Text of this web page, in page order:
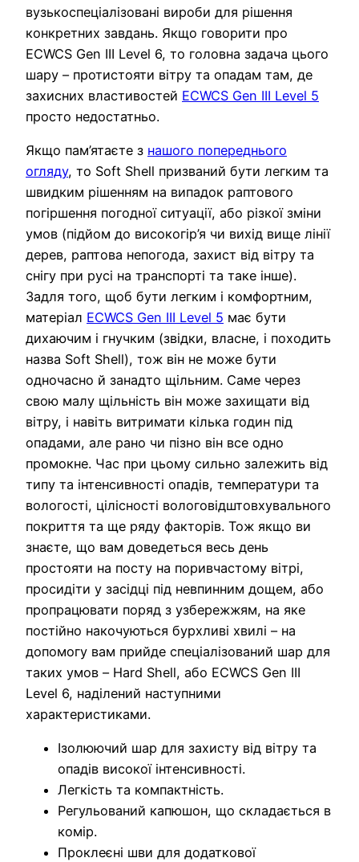
вузькоспеціалізовані вироби для рішення
конкретних завдань. Якщо говорити про
ECWCS Gen III Level 6, то головна задача цього
шару – протистояти вітру та опадам там, де
захисних властивостей ECWCS Gen III Level 5
просто недостатньо.
Якщо пам’ятаєте з нашого попереднього
огляду, то Soft Shell призваний бути легким та
швидким рішенням на випадок раптового
погіршення погодної ситуації, або різкої зміни
умов (підйом до високогір’я чи вихід вище лінії
дерев, раптова непогода, захист від вітру та
снігу при русі на транспорті та таке інше).
Задля того, щоб бути легким і комфортним,
матеріал ECWCS Gen III Level 5 має бути
дихаючим і гнучким (звідки, власне, і походить
назва Soft Shell), тож він не може бути
одночасно й занадто щільним. Саме через
свою малу щільність він може захищати від
вітру, і навіть витримати кілька годин під
опадами, але рано чи пізно він все одно
промокне. Час при цьому сильно залежить від
типу та інтенсивності опадів, температури та
вологості, цілісності вологовідштовхувального
покриття та ще ряду факторів. Тож якщо ви
знаєте, що вам доведеться весь день
простояти на посту на поривчастому вітрі,
просидіти у засідці під невпинним дощем, або
пропрацювати поряд з узбережжям, на яке
постійно накочуються бурхливі хвилі – на
допомогу вам прийде спеціалізований шар для
таких умов – Hard Shell, або ECWCS Gen III
Level 6, наділений наступними
характеристиками.
Ізолюючий шар для захисту від вітру та
опадів високої інтенсивності.
Легкість та компактність.
Регульований капюшон, що складається в
комір.
Проклеєні шви для додаткової